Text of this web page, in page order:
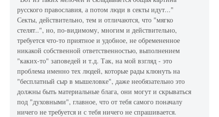
русского православия, а потом люди в секты идут..."
Секты, действительно, тем и отличаются, что "мягко
стелят..", но, по-видимому, многим и действительно,
требуется что-то приятное и удобное, не обремененное
никакой собственной ответственностью, выполнением
"каких-то" заповедей и т.д. Так, на мой взгляд - это
проблема именно тех людей, которые рады клюнуть на
"бесплатный сыр в мышеловке", даже необязательно это
должны быть материальные блага, они могут и скрываться
под "духовными", главное, что от тебя самого поначалу
ничего не требуется и с тебя ничего не спрашивается.